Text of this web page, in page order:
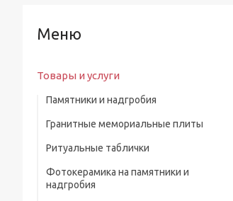
Товары и услуги
Памятники и надгробия
Гранитные мемориальные плиты
Мусульманские мемориальные плиты
Мемориальные плиты
Ритуальные таблички
Фотокерамика на памятники и
надгробия